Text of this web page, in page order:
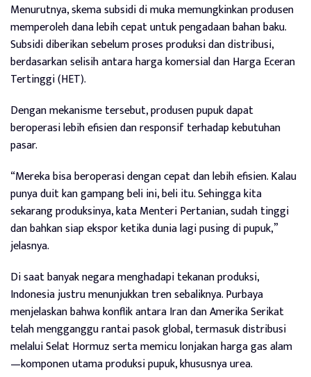
Menurutnya, skema subsidi di muka memungkinkan produsen
memperoleh dana lebih cepat untuk pengadaan bahan baku.
Subsidi diberikan sebelum proses produksi dan distribusi,
berdasarkan selisih antara harga komersial dan Harga Eceran
Tertinggi (HET).
Dengan mekanisme tersebut, produsen pupuk dapat
beroperasi lebih efisien dan responsif terhadap kebutuhan
pasar.
“Mereka bisa beroperasi dengan cepat dan lebih efisien. Kalau
punya duit kan gampang beli ini, beli itu. Sehingga kita
sekarang produksinya, kata Menteri Pertanian, sudah tinggi
dan bahkan siap ekspor ketika dunia lagi pusing di pupuk,”
jelasnya.
Di saat banyak negara menghadapi tekanan produksi,
Indonesia justru menunjukkan tren sebaliknya. Purbaya
menjelaskan bahwa konflik antara Iran dan Amerika Serikat
telah mengganggu rantai pasok global, termasuk distribusi
melalui Selat Hormuz serta memicu lonjakan harga gas alam
—komponen utama produksi pupuk, khususnya urea.